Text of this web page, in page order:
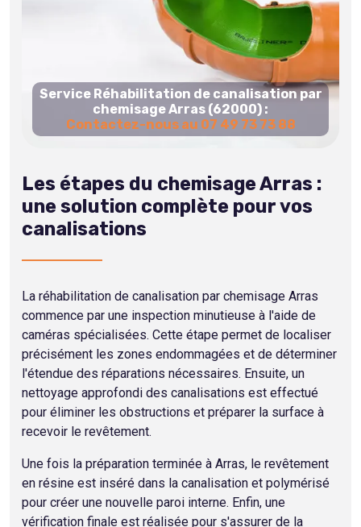
Service Réhabilitation de canalisation par
chemisage Arras (62000) :
Contactez-nous au 07 49 73 73 88
Les étapes du chemisage Arras :
une solution complète pour vos
canalisations
La réhabilitation de canalisation par chemisage Arras
commence par une inspection minutieuse à l'aide de
caméras spécialisées. Cette étape permet de localiser
précisément les zones endommagées et de déterminer
l'étendue des réparations nécessaires. Ensuite, un
nettoyage approfondi des canalisations est effectué
pour éliminer les obstructions et préparer la surface à
recevoir le revêtement.
Une fois la préparation terminée à Arras, le revêtement
en résine est inséré dans la canalisation et polymérisé
pour créer une nouvelle paroi interne. Enfin, une
vérification finale est réalisée pour s'assurer de la